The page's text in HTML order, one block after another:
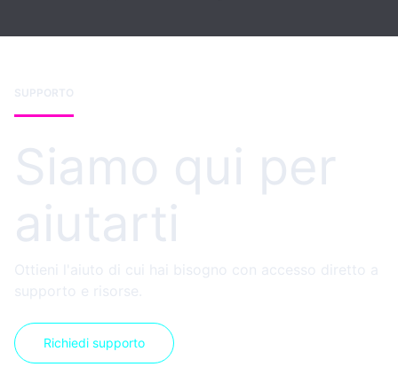
SUPPORTO
Siamo qui per
aiutarti
Ottieni l'aiuto di cui hai bisogno con accesso diretto a
supporto e risorse.
Richiedi supporto